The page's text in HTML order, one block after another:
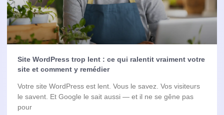
Site WordPress trop lent : ce qui ralentit vraiment votre
site et comment y remédier
Votre site WordPress est lent. Vous le savez. Vos visiteurs
le savent. Et Google le sait aussi — et il ne se gêne pas
pour